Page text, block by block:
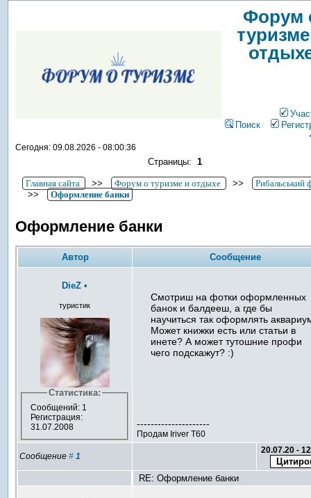
Форум
Поиск
Сегодня: 09.08.2026 - 08:00:36
Страницы:1
Главная сайта >> Форум о туризме и отдыхе >>
Рибальський
>>
Оформление банки
Оформление банки
Автор Сообщение
DieZ •
туристик
Статистика:
Сообщений: 1
Регистрация:
31.07.2008
Смотриш на фотки оформленных
банок и балдееш, а где бы
научиться так оформлять
Может книжки есть или статьи в
инете? А может тутошние профи
чего подскажут? :)
---------------------
Продам Iriver T60
Сообщение#1
20.07.20 -
RE: Оформление банки